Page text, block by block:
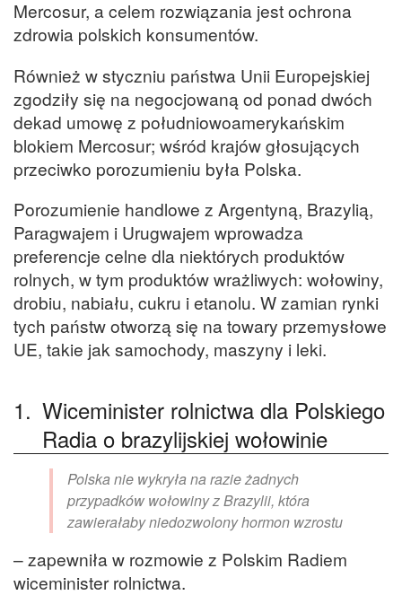
Mercosur, a celem rozwiązania jest ochrona
zdrowia polskich konsumentów.
Również w styczniu państwa Unii Europejskiej
zgodziły się na negocjowaną od ponad dwóch
dekad umowę z południowoamerykańskim
blokiem Mercosur; wśród krajów głosujących
przeciwko porozumieniu była Polska.
Porozumienie handlowe z Argentyną, Brazylią,
Paragwajem i Urugwajem wprowadza
preferencje celne dla niektórych produktów
rolnych, w tym produktów wrażliwych: wołowiny,
drobiu, nabiału, cukru i etanolu. W zamian rynki
tych państw otworzą się na towary przemysłowe
UE, takie jak samochody, maszyny i leki.
1. Wiceminister rolnictwa dla Polskiego
Radia o brazylijskiej wołowinie
Polska nie wykryła na razie żadnych
przypadków wołowiny z Brazylii, która
zawierałaby niedozwolony hormon wzrostu
– zapewniła w rozmowie z Polskim Radiem
wiceminister rolnictwa.